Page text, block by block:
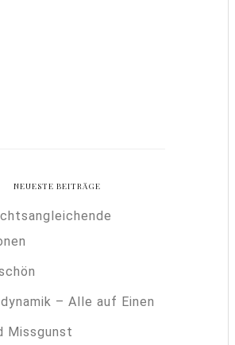
NEUESTE BEITRÄGE
– Alle auf Einen
Missgunst